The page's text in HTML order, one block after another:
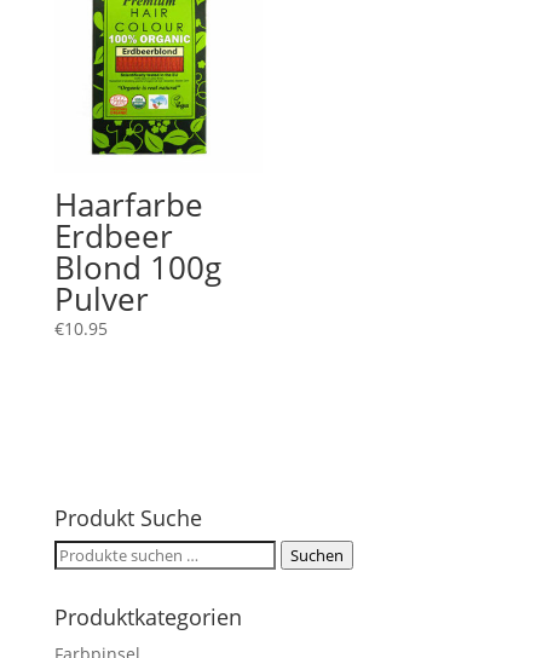
Haarfarbe
Erdbeer
Blond 100g
Pulver
€10.95
Produkt Suche
Suchen
Suchen
Produktkategorien
Farbpinsel